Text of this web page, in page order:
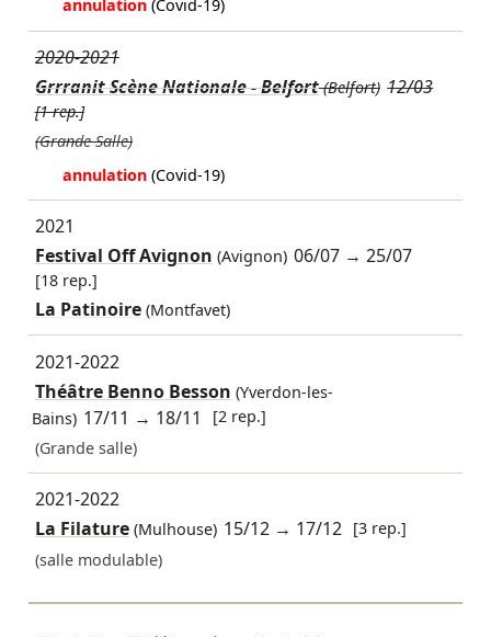
annulation (Covid-19)
2020-2021
Grrranit Scène Nationale - Belfort(Belfort) 12/03
[1 rep.]
(Grande Salle)
annulation (Covid-19)
2021
Festival Off Avignon (Avignon) 06/07 →25/07
[18 rep.]
La Patinoire (Montfavet)
2021-2022
Théâtre Benno Besson (Yverdon-les-
Bains) 17/11 → 18/11
[2 rep.]
(Grande salle)
2021-2022
La Filature(Mulhouse) 15/12 → 17/12 [3 rep.]
(salle modulable)